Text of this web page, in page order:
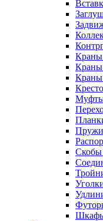
Краны
Краны
Скобы
Шкафы